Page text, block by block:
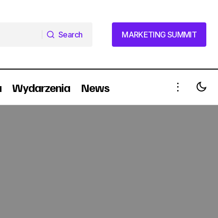
Search
MARKETING SUMMIT
MARKETING SUMMIT
Wydarzenia News